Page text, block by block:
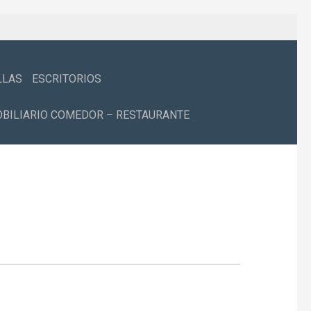
ESCRITORIOS
COMEDOR – RESTAURANTE